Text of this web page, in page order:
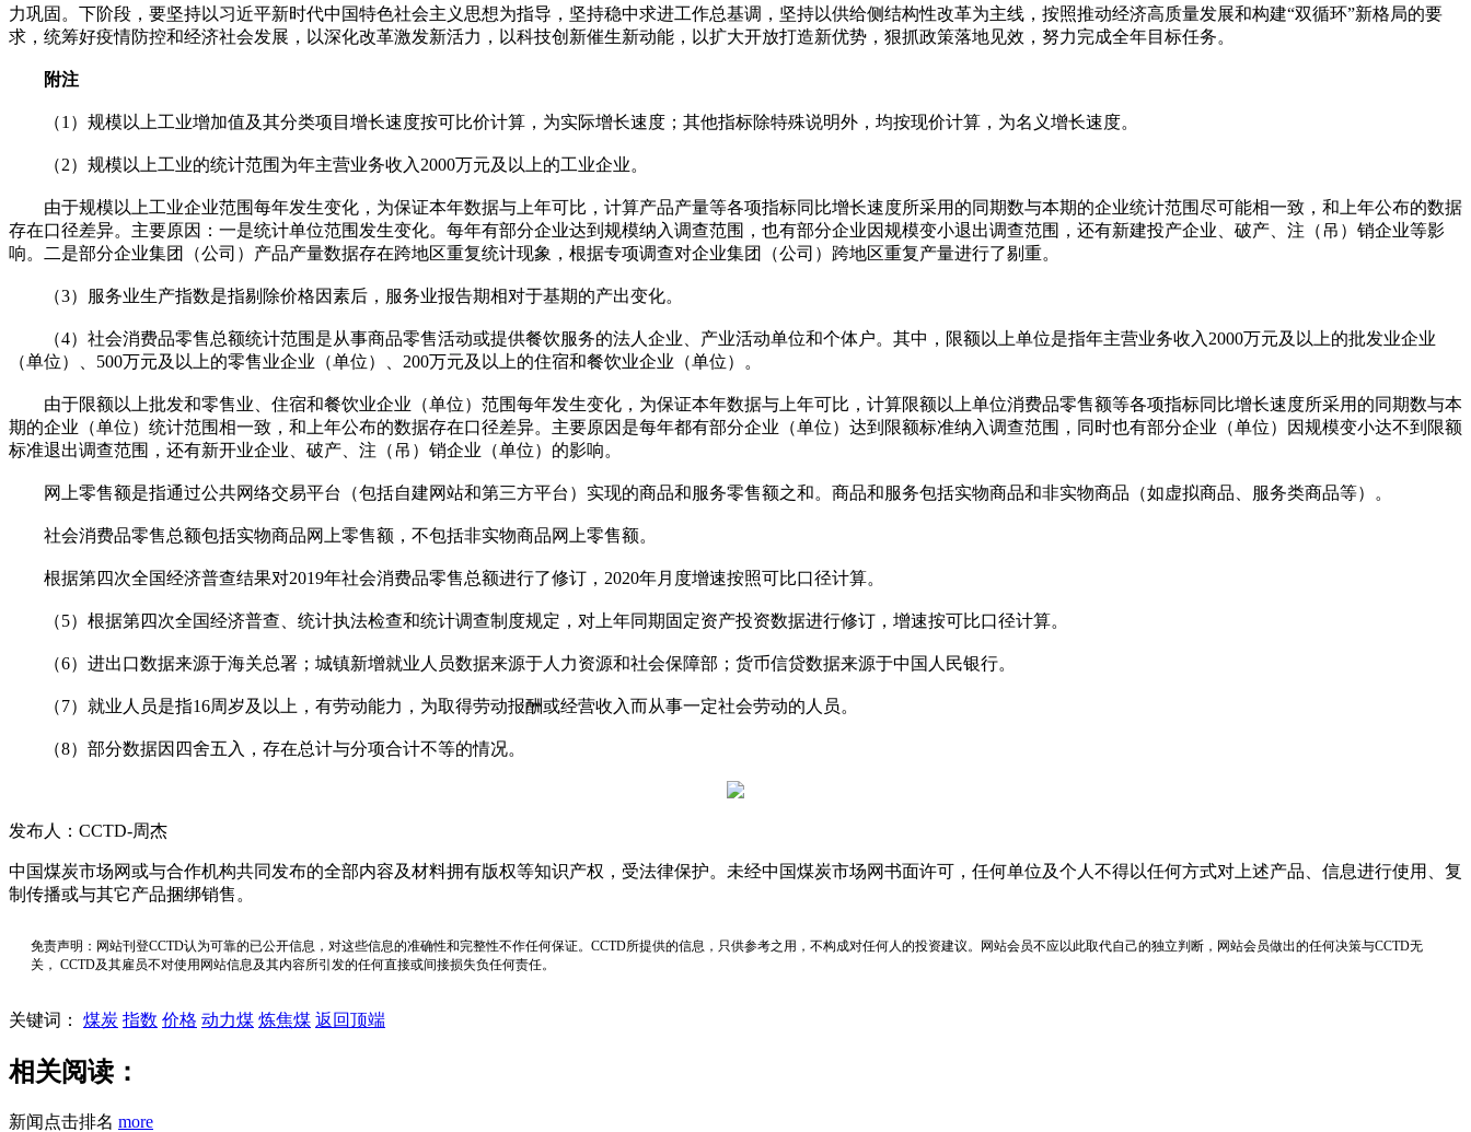
力巩固。下阶段，要坚持以习近平新时代中国特色社会主义思想为指导，坚持稳中求进工作总基调，坚持以供给侧结构性改革为主线，按照推动经济高质量发展和构建“双循环”新格局的要
求，统筹好疫情防控和经济社会发展，以深化改革激发新活力，以科技创新催生新动能，以扩大开放打造新优势，狠抓政策落地见效，努力完成全年目标任务。
附注
（1）规模以上工业增加值及其分类项目增长速度按可比价计算，为实际增长速度；其他指标除特殊说明外，均按现价计算，为名义增长速度。
（2）规模以上工业的统计范围为年主营业务收入2000万元及以上的工业企业。
由于规模以上工业企业范围每年发生变化，为保证本年数据与上年可比，计算产品产量等各项指标同比增长速度所采用的同期数与本期的企业统计范围尽可能相一致，和上年公布的数据
存在口径差异。主要原因：一是统计单位范围发生变化。每年有部分企业达到规模纳入调查范围，也有部分企业因规模变小退出调查范围，还有新建投产企业、破产、注（吊）销企业等影
响。二是部分企业集团（公司）产品产量数据存在跨地区重复统计现象，根据专项调查对企业集团（公司）跨地区重复产量进行了剔重。
（3）服务业生产指数是指剔除价格因素后，服务业报告期相对于基期的产出变化。
（4）社会消费品零售总额统计范围是从事商品零售活动或提供餐饮服务的法人企业、产业活动单位和个体户。其中，限额以上单位是指年主营业务收入2000万元及以上的批发业企业
（单位）、500万元及以上的零售业企业（单位）、200万元及以上的住宿和餐饮业企业（单位）。
由于限额以上批发和零售业、住宿和餐饮业企业（单位）范围每年发生变化，为保证本年数据与上年可比，计算限额以上单位消费品零售额等各项指标同比增长速度所采用的同期数与本
期的企业（单位）统计范围相一致，和上年公布的数据存在口径差异。主要原因是每年都有部分企业（单位）达到限额标准纳入调查范围，同时也有部分企业（单位）因规模变小达不到限额
标准退出调查范围，还有新开业企业、破产、注（吊）销企业（单位）的影响。
网上零售额是指通过公共网络交易平台（包括自建网站和第三方平台）实现的商品和服务零售额之和。商品和服务包括实物商品和非实物商品（如虚拟商品、服务类商品等）。
社会消费品零售总额包括实物商品网上零售额，不包括非实物商品网上零售额。
根据第四次全国经济普查结果对2019年社会消费品零售总额进行了修订，2020年月度增速按照可比口径计算。
（5）根据第四次全国经济普查、统计执法检查和统计调查制度规定，对上年同期固定资产投资数据进行修订，增速按可比口径计算。
（6）进出口数据来源于海关总署；城镇新增就业人员数据来源于人力资源和社会保障部；货币信贷数据来源于中国人民银行。
（7）就业人员是指16周岁及以上，有劳动能力，为取得劳动报酬或经营收入而从事一定社会劳动的人员。
（8）部分数据因四舍五入，存在总计与分项合计不等的情况。
发布人：CCTD-周杰
中国煤炭市场网或与合作机构共同发布的全部内容及材料拥有版权等知识产权，受法律保护。未经中国煤炭市场网书面许可，任何单位及个人不得以任何方式对上述产品、信息进行使用、复
制传播或与其它产品捆绑销售。
免责声明：网站刊登CCTD认为可靠的已公开信息，对这些信息的准确性和完整性不作任何保证。CCTD所提供的信息，只供参考之用，不构成对任何人的投资建议。网站会员不应以此取代自己的独立判断，网站会员做出的任何决策与CCTD无
关， CCTD及其雇员不对使用网站信息及其内容所引发的任何直接或间接损失负任何责任。
关键词： 煤炭 指数 价格 动力煤 炼焦煤 返回顶端
相关阅读：
新闻点击排名 more